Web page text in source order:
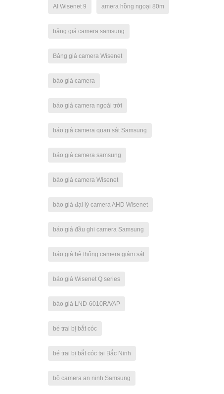
AI Wisenet 9 amera hồng ngoại 80m
bảng giá camera samsung
Bảng giá camera Wisenet
báo giá camera
báo giá camera ngoài trời
báo giá camera quan sát Samsung
báo giá camera samsung
báo giá camera Wisenet
báo giá đại lý camera AHD Wisenet
báo giá đầu ghi camera Samsung
báo giá hệ thống camera giám sát
báo giá Wisenet Q series
báo giá LND-6010R/VAP
bé trai bị bắt cóc
bé trai bị bắt cóc tại Bắc Ninh
bộ camera an ninh Samsung